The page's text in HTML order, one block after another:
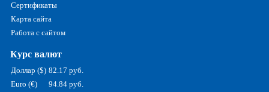
Сертификаты
Карта сайта
Работа с сайтом
Курс валют
Доллар ($) 82.17 руб.
Euro (€)
94.84 руб.